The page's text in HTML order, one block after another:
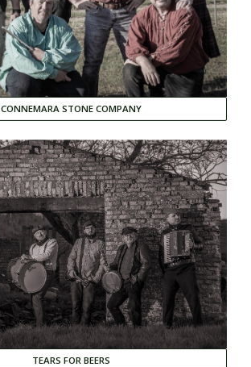
CONNEMARA STONE COMPANY
TEARS FOR BEERS